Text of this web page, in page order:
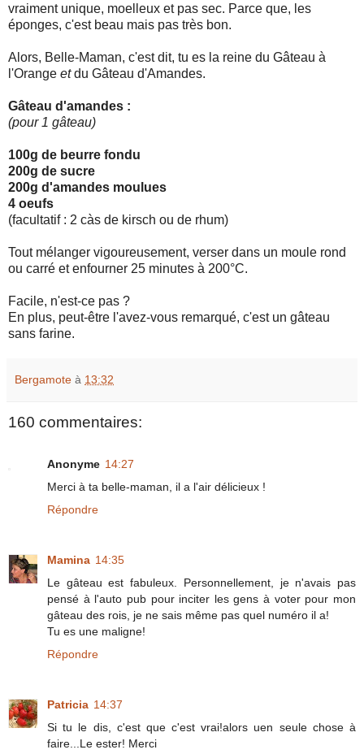
vraiment unique, moelleux et pas sec. Parce que, les
éponges, c'est beau mais pas très bon.
Alors, Belle-Maman, c'est dit, tu es la reine du Gâteau à
l'Orange etdu Gâteau d'Amandes.
Gâteau d'amandes :
(pour 1 gâteau)
100g de beurre fondu
200g de sucre
200g d'amandes moulues
4 oeufs
(facultatif : 2 càs de kirsch ou de rhum)
Tout mélanger vigoureusement, verser dans un moule rond
ou carré et enfourner 25 minutes à 200°C.
Facile, n'est-ce pas ?
En plus, peut-être l'avez-vous remarqué, c'est un gâteau
sans farine.
Bergamote à 13:32
160 commentaires:
Anonyme 14:27
Merci à ta belle-maman, il a l'air délicieux !
Répondre
Mamina 14:35
Le gâteau est fabuleux. Personnellement, je n'avais pas
pensé à l'auto pub pour inciter les gens à voter pour mon
gâteau des rois, je ne sais même pas quel numéro il a!
Tu es une maligne!
Répondre
Patricia 14:37
Si tu le dis, c'est que c'est vrai!alors uen seule chose à
faire...Le ester! Merci